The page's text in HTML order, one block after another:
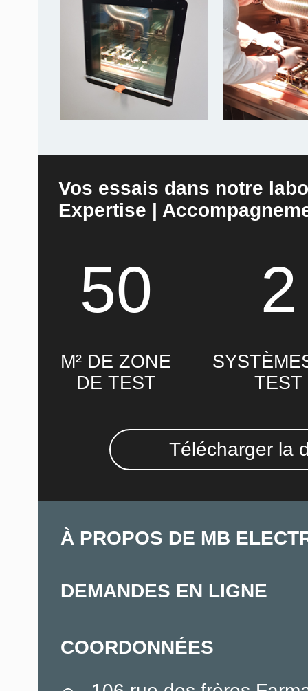
Vos essais dans notre
Expertise |
Télécharger la
TEST
50 2
M² DE ZONE
DE TEST
À PROPOS DE MB
DEMANDES EN LIGNE
COORDONNÉES